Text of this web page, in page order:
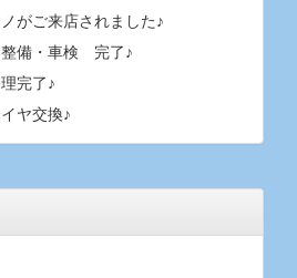
がご来店されました♪
備・車検 完了♪
完了♪
ヤ交換♪